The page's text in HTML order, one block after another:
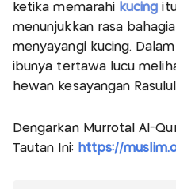
ketika memarahi kucing
menunjukkan rasa
menyayangi kucing.
ibunya tertawa lucu
hewan kesayangan
Dengarkan Murrotal Al-
Tautan Ini: https://